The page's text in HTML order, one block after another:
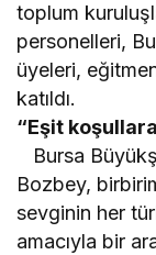
toplum
personelleri,
üyeleri,
katıldı.
“Eşit
Bursa
Bozbey,
sevginin her
amacıyla bir